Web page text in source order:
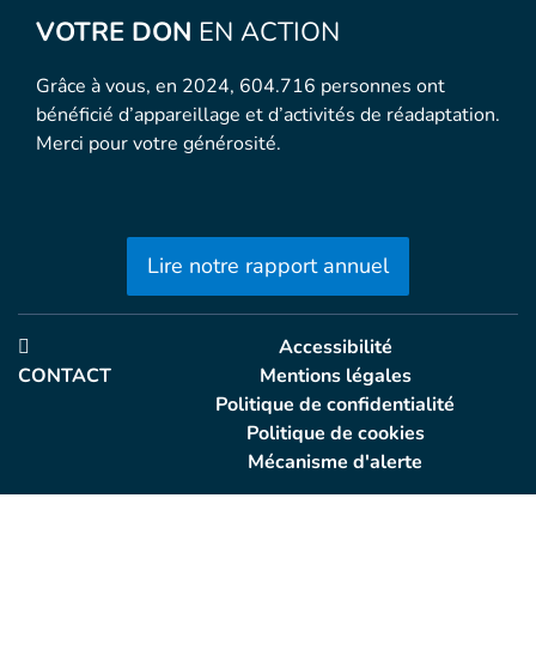
VOTRE DON EN ACTION
Grâce à vous, en 2024, 604.716 personnes ont
bénéficié d’appareillage et d’activités de réadaptation.
Merci pour votre générosité.
Lire notre rapport annuel
CONTACT
Accessibilité
Mentions légales
Politique de confidentialité
Politique de cookies
Mécanisme d'alerte